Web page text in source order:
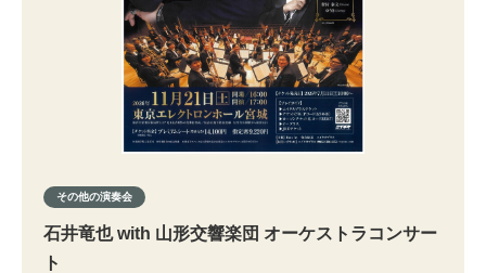
その他の演奏会
石井竜也 with 山形交響楽団 オーケストラコンサー
ト